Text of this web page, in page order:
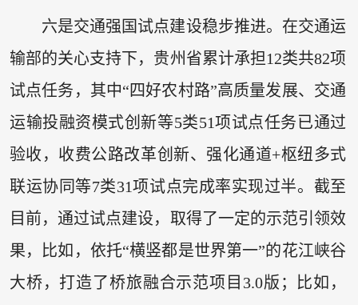
六是交通强国试点建设稳步推进。在交通运
输部的关心支持下，贵州省累计承担12类共82项
试点任务，其中“四好农村路”高质量发展、交通
运输投融资模式创新等5类51项试点任务已通过
验收，收费公路改革创新、强化通道+枢纽多式
联运协同等7类31项试点完成率实现过半。截至
目前，通过试点建设，取得了一定的示范引领效
果，比如，依托“横竖都是世界第一”的花江峡谷
大桥，打造了桥旅融合示范项目3.0版；比如，